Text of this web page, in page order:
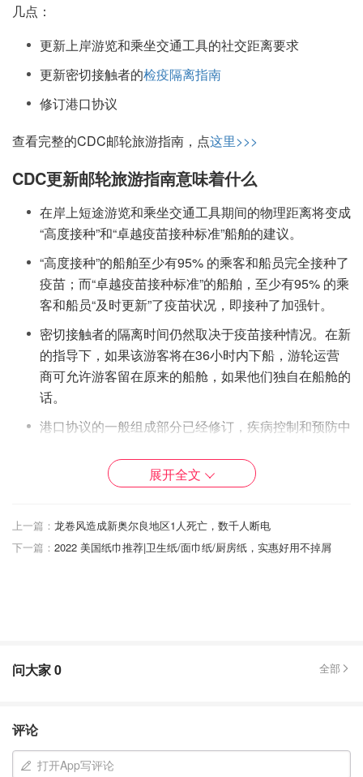
几点：
更新上岸游览和乘坐交通工具的社交距离要求
更新密切接触者的检疫隔离指南
修订港口协议
查看完整的CDC邮轮旅游指南，点这里>>>
CDC更新邮轮旅游指南意味着什么
在岸上短途游览和乘坐交通工具期间的物理距离将变成
“高度接种”和“卓越疫苗接种标准”船舶的建议。
“高度接种”的船舶至少有95% 的乘客和船员完全接种了
疫苗；而“卓越疫苗接种标准”的船舶，至少有95% 的乘
客和船员“及时更新”了疫苗状况，即接种了加强针。
密切接触者的隔离时间仍然取决于疫苗接种情况。在新
的指导下，如果该游客将在36小时内下船，游轮运营
商可允许游客留在原来的船舱，如果他们独自在船舱的
话。
港口协议的一般组成部分已经修订，疾病控制和预防中
washingtonpost，封面来源travelpulse，版权属于
展开全文
上一篇： 龙卷风造成新奥尔良地区1人死亡，数千人断电
下一篇： 2022 美国纸巾推荐|卫生纸/面巾纸/厨房纸，实惠好用不掉屑
问大家0 全部
评论
打开App写评论